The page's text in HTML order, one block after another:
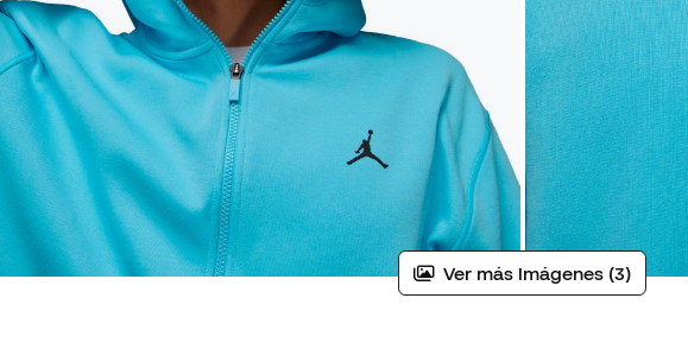
Ver más imágenes (3)